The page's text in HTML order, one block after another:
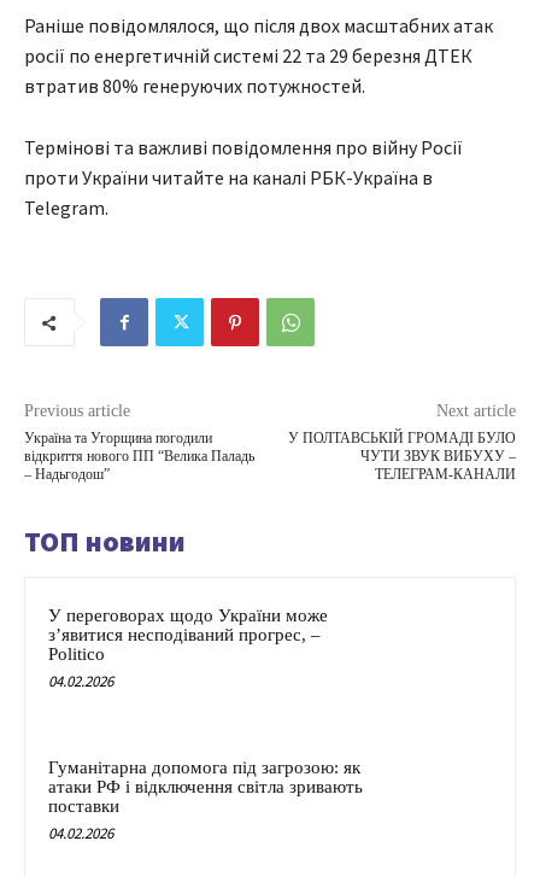
Раніше повідомлялося, що після двох масштабних атак
росії по енергетичній системі 22 та 29 березня ДТЕК
втратив 80% генеруючих потужностей.
Термінові та важливі повідомлення про війну Росії
проти України читайте на каналі РБК-Україна в
Telegram.
Previous article
Україна та Угорщина погодили
відкриття нового ПП “Велика Паладь
– Надьгодош”
Next article
У ПОЛТАВСЬКІЙ ГРОМАДІ БУЛО
ЧУТИ ЗВУК ВИБУХУ –
ТЕЛЕГРАМ-КАНАЛИ
ТОП новини
У переговорах щодо України може
з’явитися несподіваний прогрес, –
Politico
04.02.2026
Гуманітарна допомога під загрозою: як
атаки РФ і відключення світла зривають
поставки
04.02.2026